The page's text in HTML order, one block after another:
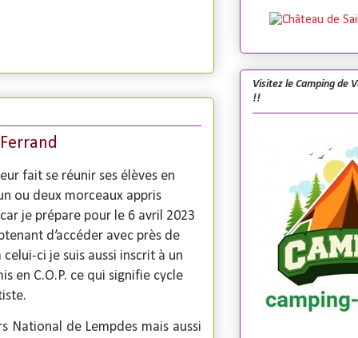
fait se réunir ses élèves en
ou deux morceaux appris
je prépare pour le 6 avril 2023
d’accéder avec près de
ci je suis aussi inscrit à un
en C.O.P. ce qui signifie cycle
National de Lempdes mais aussi
Visitez le Camping de
!!